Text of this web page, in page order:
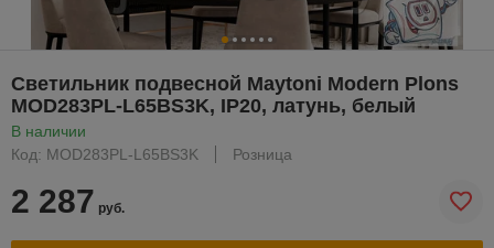
Светильник подвесной Maytoni Modern Plons
MOD283PL-L65BS3K, IP20, латунь, белый
В наличии
Код: MOD283PL-L65BS3K
Розница
2 287 руб.